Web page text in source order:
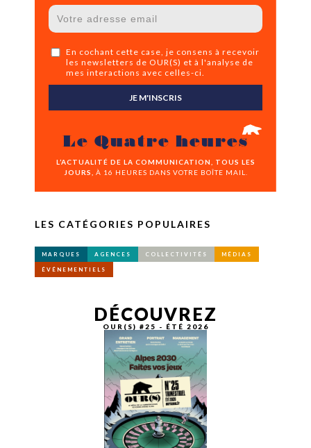
En cochant cette case, je consens à recevoir
les newsletters de OUR(S) et à l'analyse de
mes interactions avec celles-ci.
JE M'INSCRIS
Le Quatre heures
L’ACTUALITÉ DE LA COMMUNICATION, TOUS LES
JOURS,
À 16 HEURES DANS VOTRE BOÎTE MAIL.
LES CATÉGORIES POPULAIRES
MARQUES AGENCES COLLECTIVITÉS MÉDIAS
ÉVÉNEMENTIELS
DÉCOUVREZ
OUR(S) #25 - ÉTÉ 2026